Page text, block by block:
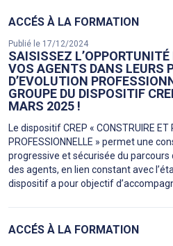
ACCÉS À LA FORMATION
Publié le 17/12/2024
SAISISSEZ L’OPPORTUNITÉ
VOS AGENTS DANS LEURS
D’EVOLUTION
GROUPE DU DISPOSITIF
MARS 2025 !
Le dispositif CREP « CONSTRUIRE ET
PROFESSIONNELLE » permet une
progressive et sécurisée du parcours
des agents, en lien constant avec
dispositif a pour objectif
ACCÉS À LA FORMATION